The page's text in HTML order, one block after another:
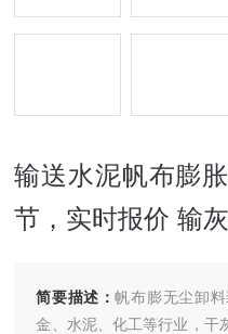
输送水泥帆布膨
节，实时报价 输
简要描述：帆布膨无尘卸
金、水泥、化工等行业，干